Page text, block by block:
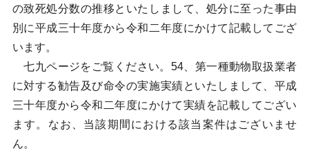
の致死処分数の推移といたしまして、処分に至った事由
別に平成三十年度から令和二年度にかけて記載してござ
います。
七九ページをご覧ください。54、第一種動物取扱業者
に対する勧告及び命令の実施実績といたしまして、平成
三十年度から令和二年度にかけて実績を記載してござい
ます。なお、当該期間における該当案件はございませ
ん。